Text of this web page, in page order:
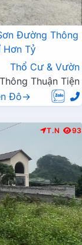
Đường Thông
Hơn Tỷ
Thổ Cư & Vườn
Thuận Tiện
Đô→
T.N 93